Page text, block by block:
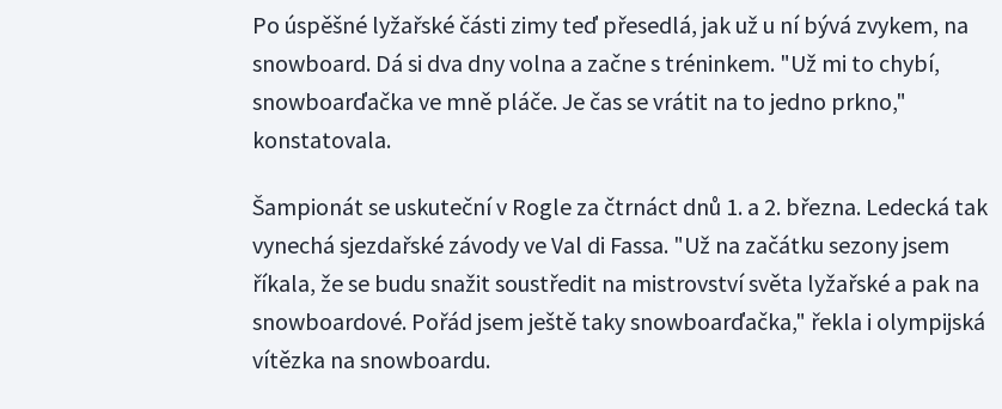
Po úspěšné lyžařské části zimy teď přesedlá, jak už u ní bývá zvykem, na
snowboard. Dá si dva dny volna a začne s tréninkem. "Už mi to chybí,
snowboarďačka ve mně pláče. Je čas se vrátit na to jedno prkno,"
konstatovala.
Šampionát se uskuteční v Rogle za čtrnáct dnů 1. a 2. března. Ledecká tak
vynechá sjezdařské závody ve Val di Fassa. "Už na začátku sezony jsem
říkala, že se budu snažit soustředit na mistrovství světa lyžařské a pak na
snowboardové. Pořád jsem ještě taky snowboarďačka," řekla i olympijská
vítězka na snowboardu.